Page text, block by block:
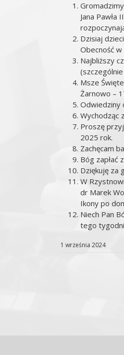
Jana
Dzisiaj
Obecność
Najbliższy
Msze
Żarnowo –
Odwiedziny
Wychodząc
Proszę
2025 rok.
Zachęcam
Bóg zapłać
Dziękuję za
W
dr Marek
Ikony po
Niech Pan
tego
1 września 2024